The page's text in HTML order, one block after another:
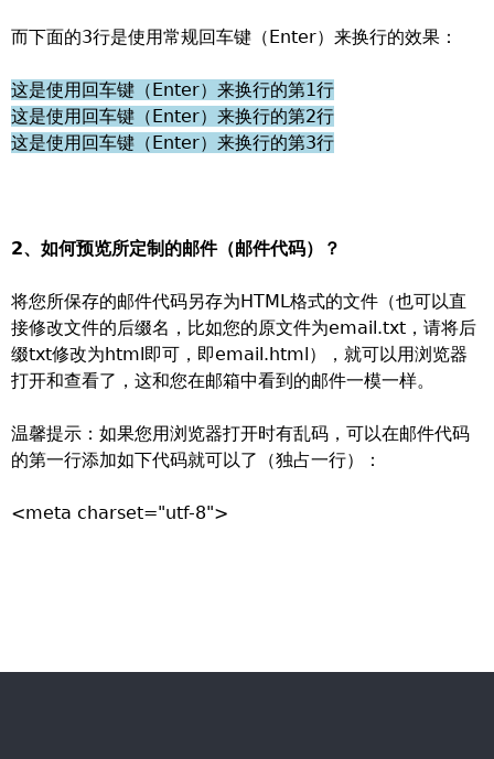
而下面的3行是使用常规回车键（Enter）来换行的效果：
这是使用回车键（Enter）来换行的第1行
这是使用回车键（Enter）来换行的第2行
这是使用回车键（Enter）来换行的第3行
2、如何预览所定制的邮件（邮件代码）？
将您所保存的邮件代码另存为HTML格式的文件（也可以直
接修改文件的后缀名，比如您的原文件为email.txt，请将后
缀txt修改为html即可，即email.html），就可以用浏览器
打开和查看了，这和您在邮箱中看到的邮件一模一样。
温馨提示：如果您用浏览器打开时有乱码，可以在邮件代码
的第一行添加如下代码就可以了（独占一行）：
<meta charset="utf-8">